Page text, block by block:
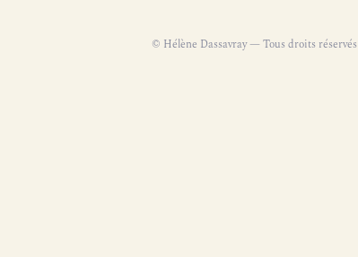
© Hélène Dassavray — Tous droits réservés